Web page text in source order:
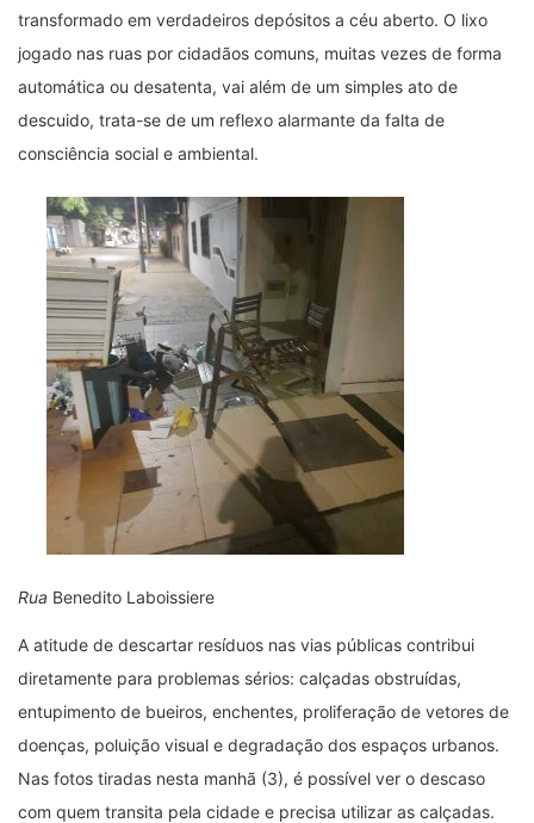
transformado em verdadeiros depósitos a céu aberto. O lixo
jogado nas ruas por cidadãos comuns, muitas vezes de forma
automática ou desatenta, vai além de um simples ato de
descuido, trata-se de um reflexo alarmante da falta de
consciência social e ambiental.
Rua Benedito Laboissiere
A atitude de descartar resíduos nas vias públicas contribui
diretamente para problemas sérios: calçadas obstruídas,
entupimento de bueiros, enchentes, proliferação de vetores de
doenças, poluição visual e degradação dos espaços urbanos.
Nas fotos tiradas nesta manhã (3), é possível ver o descaso
com quem transita pela cidade e precisa utilizar as calçadas.